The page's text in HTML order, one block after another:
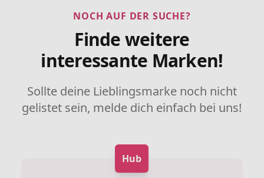
NOCH AUF DER SUCHE?
Finde weitere
interessante Marken!
Sollte deine Lieblingsmarke noch nicht
gelistet sein, melde dich einfach bei uns!
Hub